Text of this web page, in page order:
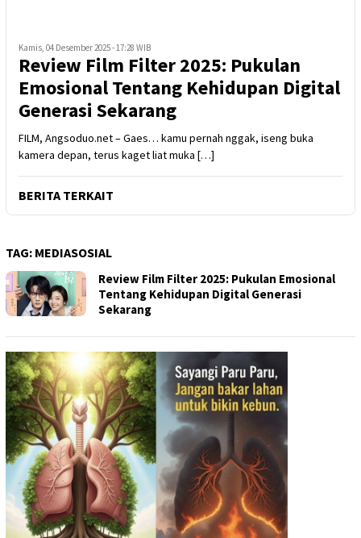
Kamis, 04 Desember 2025 - 17:28 WIB
Review Film Filter 2025: Pukulan
Emosional Tentang Kehidupan Digital
Generasi Sekarang
FILM, Angsoduo.net – Gaes… kamu pernah nggak, iseng buka
kamera depan, terus kaget liat muka […]
BERITA TERKAIT
TAG: MEDIASOSIAL
Review Film Filter 2025: Pukulan Emosional
Tentang Kehidupan Digital Generasi
Sekarang